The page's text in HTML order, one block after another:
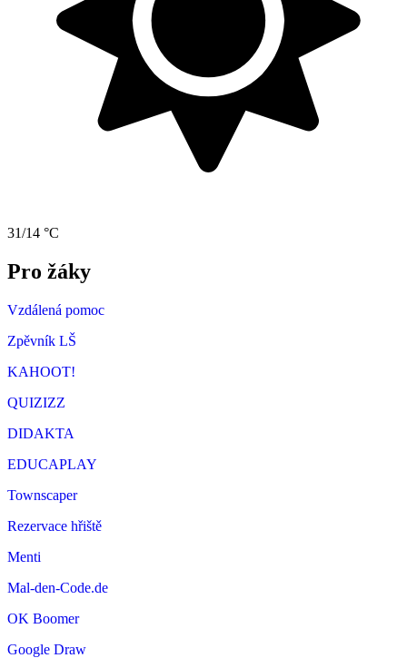
31/14 °C
Pro žáky
Vzdálená pomoc
Zpěvník LŠ
KAHOOT!
QUIZIZZ
DIDAKTA
EDUCAPLAY
Townscaper
Rezervace hřiště
Menti
Mal-den-Code.de
OK Boomer
Google Draw